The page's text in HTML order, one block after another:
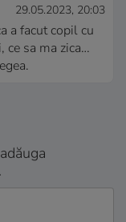
29.05.2023, 20:03
a facut copil cu
ce sa ma zica…